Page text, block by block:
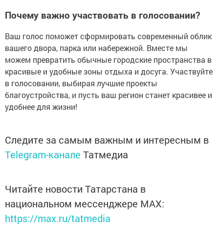
Почему важно участвовать в голосовании?
Ваш голос поможет сформировать современный облик
вашего двора, парка или набережной. Вместе мы
можем превратить обычные городские пространства в
красивые и удобные зоны отдыха и досуга. Участвуйте
в голосовании, выбирая лучшие проекты
благоустройства, и пусть ваш регион станет красивее и
удобнее для жизни!
Следите за самым важным и интересным в
Telegram-канале Татмедиа
Читайте новости Татарстана в
национальном мессенджере MАХ:
https://max.ru/tatmedia